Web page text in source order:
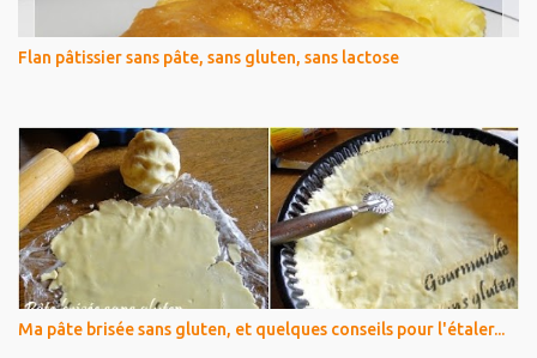
Flan pâtissier sans pâte, sans gluten, sans lactose
Ma pâte brisée sans gluten, et quelques conseils pour l'étaler...